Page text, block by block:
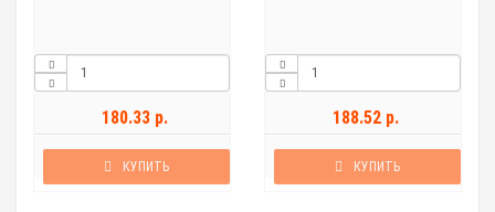
180.33 р.
КУПИТЬ
188.52 р.
КУПИТЬ